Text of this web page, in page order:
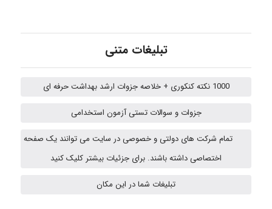
A.balandeh
fatima
تبلیغات متنی
1000 نکته کنکوری + خلاصه جزوات ارشد بهداشت حرفه ای
جزوات و سوالات تستی آزمون استخدامی
تمام شرکت های دولتی و خصوصی در سایت می توانند یک صفحه
اختصاصی داشته باشند. برای جزئیات بیشتر کلیک کنید
تبلیغات شما در این مکان